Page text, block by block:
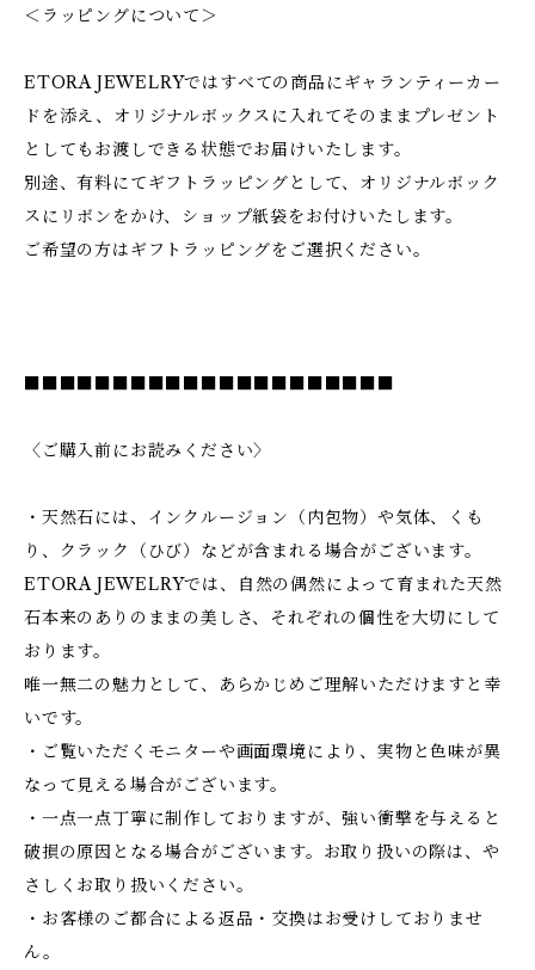
＜ラッピングについて＞
ETORA JEWELRYではすべての商品にギャランティーカー
ドを添え、オリジナルボックスに入れてそのままプレゼント
としてもお渡しできる状態でお届けいたします。
別途、有料にてギフトラッピングとして、オリジナルボック
スにリボンをかけ、ショップ紙袋をお付けいたします。
ご希望の方はギフトラッピングをご選択ください。
■■■■■■■■■■■■■■■■■■■■■
〈ご購入前にお読みください〉
・天然石には、インクルージョン（内包物）や気体、くも
り、クラック（ひび）などが含まれる場合がございます。
ETORA JEWELRYでは、自然の偶然によって育まれた天然
石本来のありのままの美しさ、それぞれの個性を大切にして
おります。
唯一無二の魅力として、あらかじめご理解いただけますと幸
いです。
・ご覧いただくモニターや画面環境により、実物と色味が異
なって見える場合がございます。
・一点一点丁寧に制作しておりますが、強い衝撃を与えると
破損の原因となる場合がございます。お取り扱いの際は、や
さしくお取り扱いください。
・お客様のご都合による返品・交換はお受けしておりませ
ん。